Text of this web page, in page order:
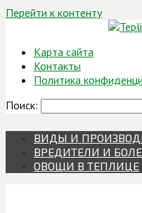
Перейти к контенту
Карта сайта
Контакты
Политика
Поиск:
ВИДЫ И
ВРЕДИТЕЛИ И
ОВОЩИ В ТЕПЛИЦЕ